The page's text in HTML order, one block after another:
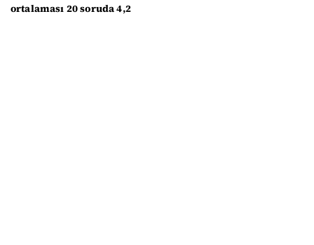
ortalaması 20 soruda 4,2